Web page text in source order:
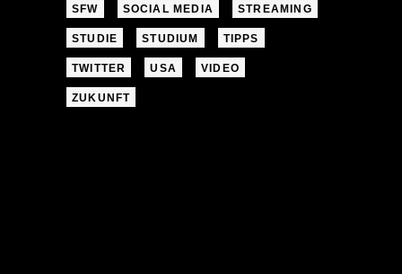
SFW SOCIAL MEDIA STREAMING
STUDIE STUDIUM TIPPS
TWITTER USA VIDEO
ZUKUNFT